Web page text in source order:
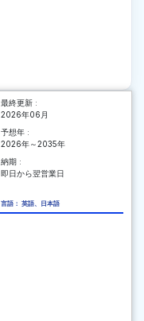
最終更新 :
2026年06月
予想年 :
2026年～2035年
納期 :
即日から翌営業日
語： 英語、日本語